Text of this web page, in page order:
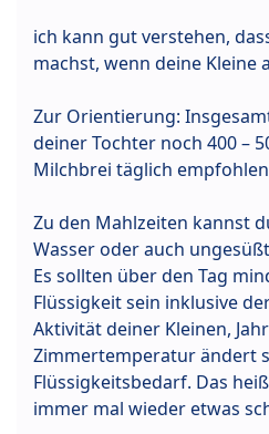
ich kann gut verstehen,
machst, wenn deine Kleine
Zur Orientierung:
deiner Tochter noch 400 –
Milchbrei täglich
Zu den Mahlzeiten kannst
Wasser oder auch
Es sollten über den Tag
Flüssigkeit sein inklusive
Aktivität deiner Kleinen,
Zimmertemperatur ändert
Flüssigkeitsbedarf. Das
immer mal wieder etwas